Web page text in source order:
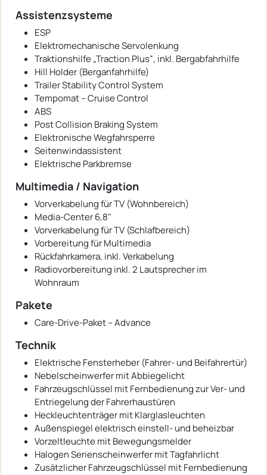
Assistenzsysteme
ESP
Elektromechanische Servolenkung
Traktionshilfe „Traction Plus“, inkl. Bergabfahrhilfe
Hill Holder (Berganfahrhilfe)
Trailer Stability Control System
Tempomat – Cruise Control
ABS
Post Collision Braking System
Elektronische Wegfahrsperre
Seitenwindassistent
Elektrische Parkbremse
Multimedia / Navigation
Vorverkabelung für TV (Wohnbereich)
Media-Center 6,8"
Vorverkabelung für TV (Schlafbereich)
Vorbereitung für Multimedia
Rückfahrkamera, inkl. Verkabelung
Radiovorbereitung inkl. 2 Lautsprecher im
Wohnraum
Pakete
Care-Drive-Paket – Advance
Technik
Elektrische Fensterheber (Fahrer- und Beifahrertür)
Nebelscheinwerfer mit Abbiegelicht
Fahrzeugschlüssel mit Fernbedienung zur Ver- und
Entriegelung der Fahrerhaustüren
Heckleuchtenträger mit Klarglasleuchten
Außenspiegel elektrisch einstell- und beheizbar
Vorzeltleuchte mit Bewegungsmelder
Halogen Serienscheinwerfer mit Tagfahrlicht
Zusätzlicher Fahrzeugschlüssel mit Fernbedienung